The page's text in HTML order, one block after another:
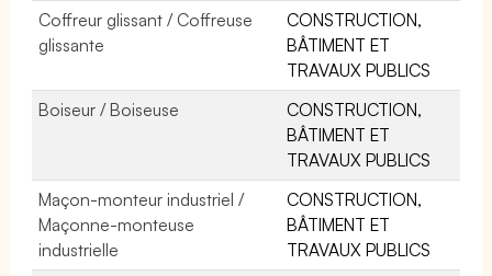
Coffreur glissant / Coffreuse
glissante
CONSTRUCTION,
BÂTIMENT ET
TRAVAUX PUBLICS
Boiseur / Boiseuse
CONSTRUCTION,
BÂTIMENT ET
TRAVAUX PUBLICS
Maçon-monteur industriel /
Maçonne-monteuse
industrielle
CONSTRUCTION,
BÂTIMENT ET
TRAVAUX PUBLICS